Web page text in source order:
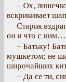
– Ох,
вскрикивает
Старик
он и что с ним…
– Батьку!
мушкетом; не
широчайших
– Да се ти,